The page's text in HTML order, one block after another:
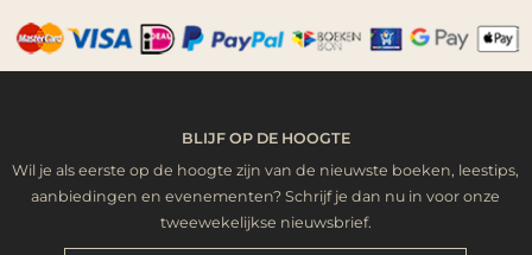
BLIJF OP DE HOOGTE
Wil je als eerste op de hoogte zijn van de nieuwste boeken, leestips,
aanbiedingen en evenementen? Schrijf je dan nu in voor onze
tweewekelijkse nieuwsbrief.